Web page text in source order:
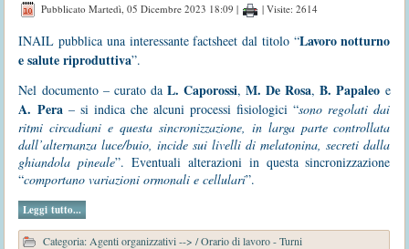
Pubblicato Martedì, 05 Dicembre 2023 18:09 | | Visite: 2614
INAIL pubblica una interessante factsheet dal titolo “Lavoro notturno
e salute riproduttiva”.
Nel documento – curato da L. Caporossi,M. De Rosa,B. Papaleo e
A. Pera – si indica che alcuni processi fisiologici “sono regolati dai
ritmi circadiani e questa sincronizzazione, in larga parte controllata
dall’alternanza luce/buio, incide sui livelli di melatonina, secreti dalla
ghiandola pineale”. Eventuali alterazioni in questa sincronizzazione
“comportano variazioni ormonali e cellulari”.
Leggi tutto...
Categoria: Agenti organizzativi --> /Orario di lavoro - Turni